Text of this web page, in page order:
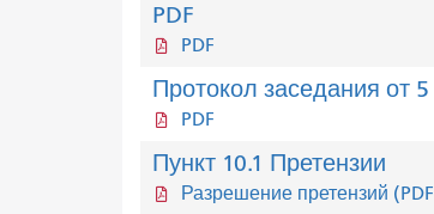
PDF
PDF
Протокол заседания от
PDF
Пункт 10.1 Претензии
Разрешение претензий